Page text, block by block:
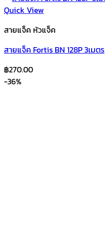
Quick View
สายแจ็ค หัวแจ็ค
สายแจ็ค Fortis BN 128P 3เมตร
฿270.00
-36%